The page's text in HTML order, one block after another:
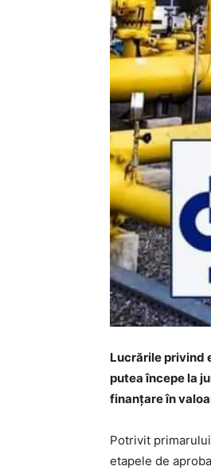
Lucrările privind
putea începe la
finanțare în
Potrivit
etapele de